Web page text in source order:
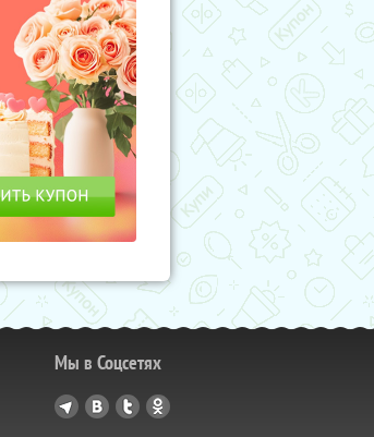
Мы в Соцсетях